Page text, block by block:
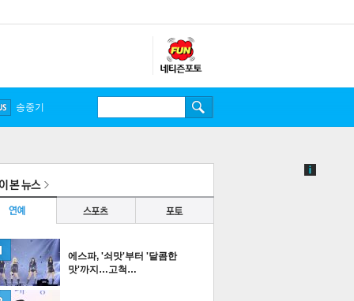
송중기
에스파, '쇠맛'부터 '달콤한
맛'까지…고척…